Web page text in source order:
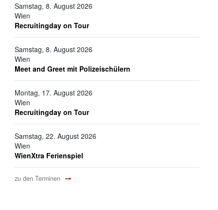
Samstag, 8. August 2026
Wien
Recruitingday on Tour
Samstag, 8. August 2026
Wien
Meet and Greet mit Polizeischülern
Montag, 17. August 2026
Wien
Recruitingday on Tour
Samstag, 22. August 2026
Wien
WienXtra Ferienspiel
zu den Terminen